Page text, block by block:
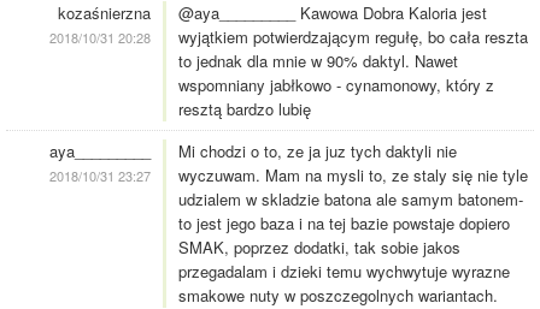
kozaśnierzna
2018/10/31 20:28
@aya_________ Kawowa Dobra Kaloria jest
wyjątkiem potwierdzającym regułę, bo cała reszta
to jednak dla mnie w 90% daktyl. Nawet
wspomniany jabłkowo - cynamonowy, który z
resztą bardzo lubię
aya_________
2018/10/31 23:27
Mi chodzi o to, ze ja juz tych daktyli nie
wyczuwam. Mam na mysli to, ze staly się nie tyle
udzialem w skladzie batona ale samym batonem-
to jest jego baza i na tej bazie powstaje dopiero
SMAK, poprzez dodatki, tak sobie jakos
przegadalam i dzieki temu wychwytuje wyrazne
smakowe nuty w poszczegolnych wariantach.